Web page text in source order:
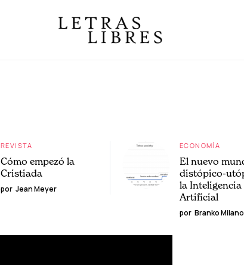
REVISTA
Cómo empezó la
Cristiada
por Jean Meyer
ECONOMÍA
El nuevo
distópico-
la Inteligencia
Artificial
por Branko